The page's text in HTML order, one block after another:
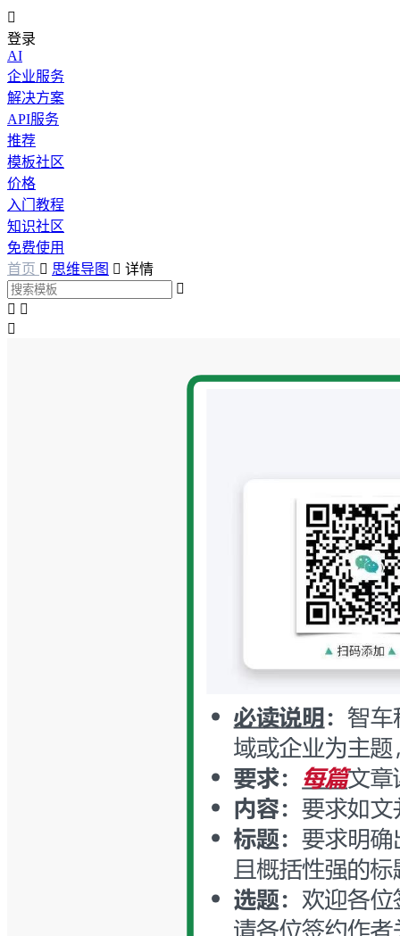

登录
AI
企业服务
解决方案
API服务
推荐
模板社区
价格
入门教程
知识社区
免费使用
首页  思维导图  详情

 
